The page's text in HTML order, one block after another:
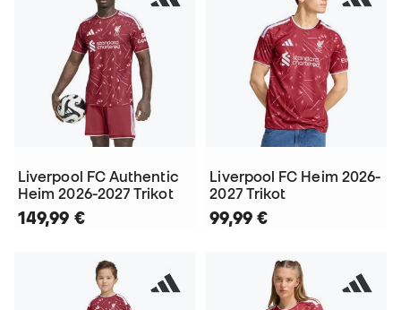
Liverpool FC Authentic
Heim 2026-2027 Trikot
149,99 €
Liverpool FC Heim 2026-
2027 Trikot
99,99 €